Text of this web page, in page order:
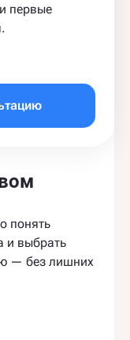
первые
понять
и выбрать
— без лишних